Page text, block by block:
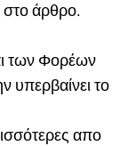
στο άρθρο.
των Φορέων
υπερβαίνει το
απο